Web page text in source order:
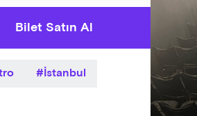
Bilet Satın Al
İstanbul